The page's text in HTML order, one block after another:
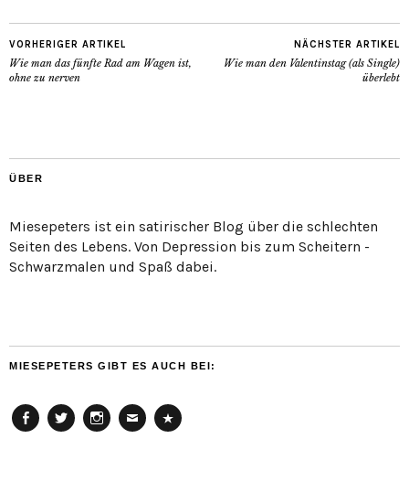
VORHERIGER ARTIKEL
Wie man das fünfte Rad am Wagen ist,
ohne zu nerven
NÄCHSTER ARTIKEL
Wie man den Valentinstag (als Single)
überlebt
ÜBER
Miesepeters ist ein satirischer Blog über die schlechten
Seiten des Lebens. Von Depression bis zum Scheitern -
Schwarzmalen und Spaß dabei.
MIESEPETERS GIBT ES AUCH BEI: